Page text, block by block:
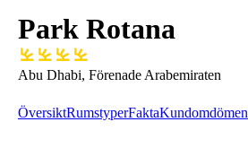
Park Rotana
Abu Dhabi, Förenade Arabemiraten
ÖversiktRumstyperFaktaKundomdömen